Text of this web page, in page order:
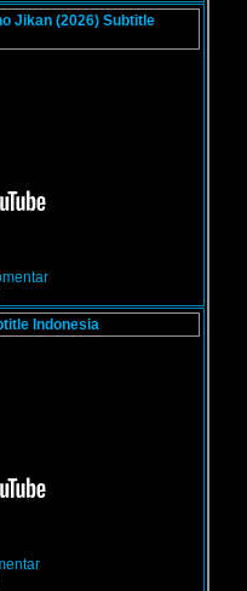
Jikan (2026) Subtitle
Indonesia